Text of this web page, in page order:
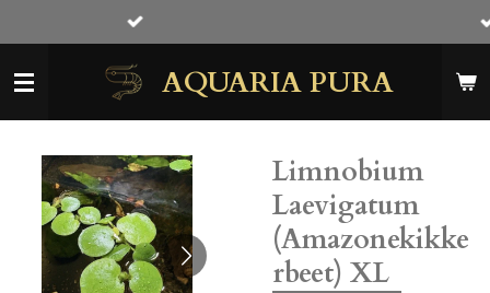
direct
naar
AQUARIA PURA
Gratis snackjes bij iedere bestelling!
Limnobium
Laevigatum
(Amazonekikke
rbeet) XL